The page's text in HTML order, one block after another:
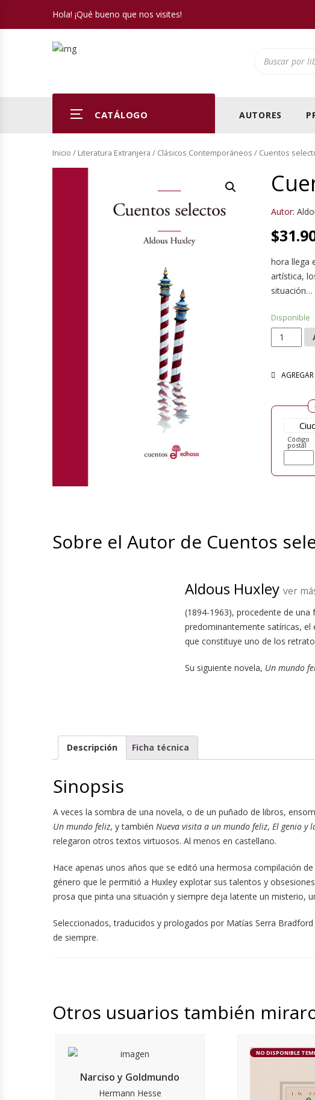
Hola! ¡Qué bueno que nos visites!
CATÁLOGO AUTORES
Inicio / Literatura Extranjera / Clásicos Contemporáneos / Cuentos
Autor:
$
hora llega
artística,
situación…
Disponible
Cuentos
Código
postal
Sobre el Autor de Cuentos
Aldous Huxley ver
(1894-1963), procedente de
predominantemente satíricas, el
que constituye uno de los
Su siguiente novela, Un mundo
Descripción Ficha técnica
Sinopsis
A veces la sombra de una novela, o de un puñado de libros,
Un mundo feliz, y también Nueva visita a un mundo feliz, El genio y
relegaron otros textos virtuosos. Al menos en castellano.
Hace apenas unos años que se editó una hermosa compilación
género que le permitió a Huxley explotar sus talentos y
prosa que pinta una situación y siempre deja latente un misterio,
Seleccionados, traducidos y prologados por Matías Serra
de siempre.
Otros usuarios también
Narciso y Goldmundo
Hermann Hesse
NO DISPONIBLE